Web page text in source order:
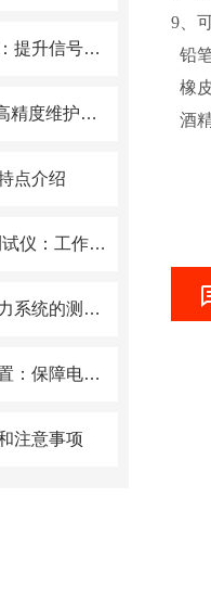
抗干扰介质损耗测试仪：提升信号稳定性的必备工具
JYT变压器变比测试仪高精度维护方案
点介绍
久益 JYT 变压器变比测试仪：工作原理与应用解析
交直流数字分压器在电力系统的测量和调试中发挥了重要作用
三倍频感应耐压试验装置：保障电力设备安全运行的重要工具
注意事项
9、
铅
橡
酒